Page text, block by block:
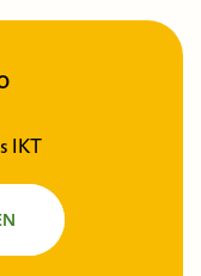
IKT